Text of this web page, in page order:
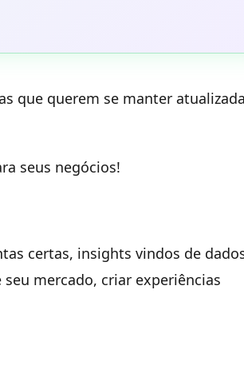
que querem se manter
seus negócios!
certas, insights vindos de
mercado, criar experiências